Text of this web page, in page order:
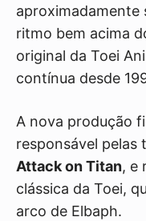
aproximadamente
ritmo bem acima
original da Toei
contínua desde
A nova produção
responsável pelas
Attack on Titan, e
clássica da Toei,
arco de Elbaph.